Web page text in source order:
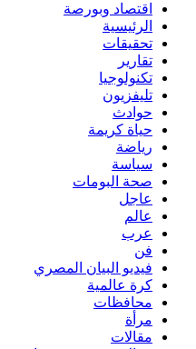
اقتصاد وبورصة
الرئيسية
تحقيقات
تقارير
تكنولوجيا
تليفزيون
حوادث
حياة كريمة
رياضة
سياسة
صحة البومات
عاجل
عالم
عرب
فن
فيديو البيان المصري
كرة عالمية
محافظات
مرأة
مقالات